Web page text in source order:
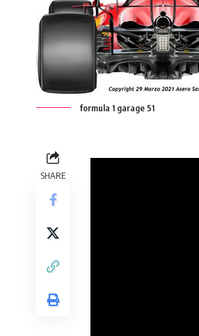
formula 1 garage 51
SHARE